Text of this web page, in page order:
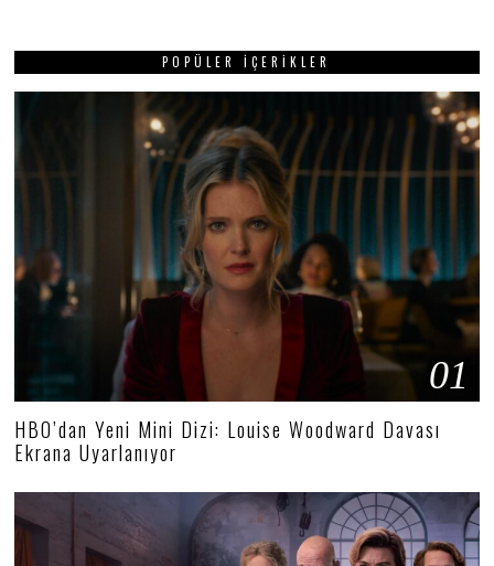
POPÜLER İÇERIKLER
01
HBO’dan Yeni Mini Dizi: Louise Woodward Davası
Ekrana Uyarlanıyor